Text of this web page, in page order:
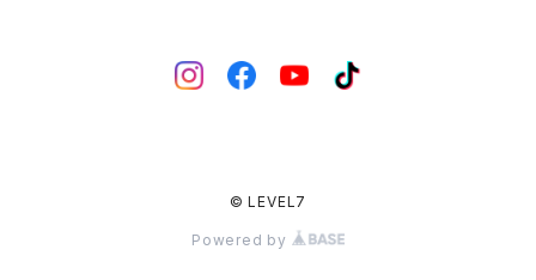
© LEVEL7
Powered by